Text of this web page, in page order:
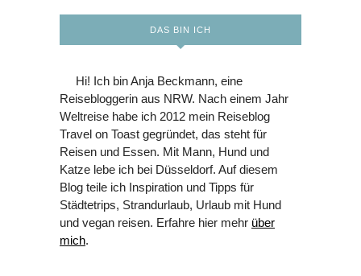
DAS BIN ICH
Hi! Ich bin Anja Beckmann, eine
Reisebloggerin aus NRW. Nach einem Jahr
Weltreise habe ich 2012 mein Reiseblog
Travel on Toast gegründet, das steht für
Reisen und Essen. Mit Mann, Hund und
Katze lebe ich bei Düsseldorf. Auf diesem
Blog teile ich Inspiration und Tipps für
Städtetrips, Strandurlaub, Urlaub mit Hund
und vegan reisen. Erfahre hier mehr über
mich.